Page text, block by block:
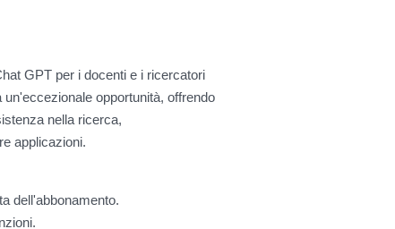
GPT per i docenti e i ricercatori
opportunità, offrendo
nella ricerca,
applicazioni.
dell'abbonamento.